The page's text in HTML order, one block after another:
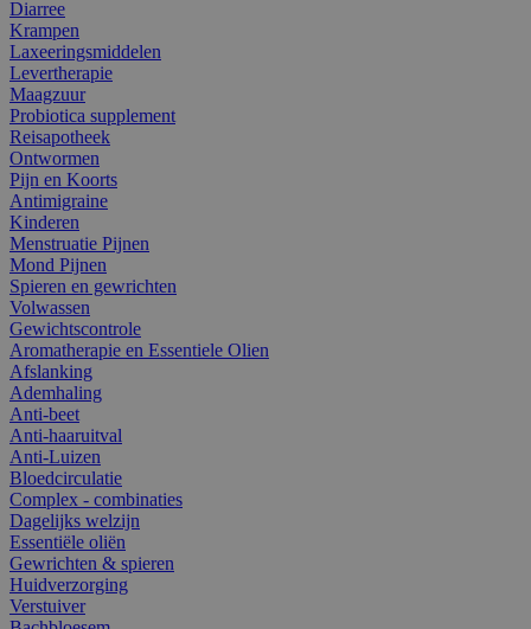
Diarree
Krampen
Laxeeringsmiddelen
Levertherapie
Maagzuur
Probiotica supplement
Reisapotheek
Ontwormen
Pijn en Koorts
Antimigraine
Kinderen
Menstruatie Pijnen
Mond Pijnen
Spieren en gewrichten
Volwassen
Gewichtscontrole
Aromatherapie en Essentiele Olien
Afslanking
Ademhaling
Anti-beet
Anti-haaruitval
Anti-Luizen
Bloedcirculatie
Complex - combinaties
Dagelijks welzijn
Essentiële oliën
Gewrichten & spieren
Huidverzorging
Verstuiver